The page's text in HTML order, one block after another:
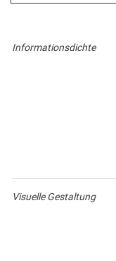
Informationsdichte
Visuelle Gestaltung